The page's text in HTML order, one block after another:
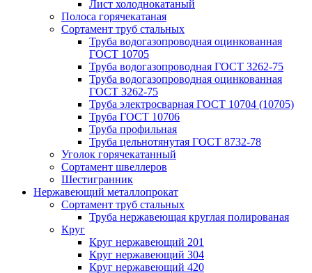
Лист холоднокатаный
Полоса горячекатаная
Сортамент труб стальных
Труба водогазопроводная оцинкованная
ГОСТ 10705
Труба водогазопроводная ГОСТ 3262-75
Труба водогазопроводная оцинкованная
ГОСТ 3262-75
Труба электросварная ГОСТ 10704 (10705)
Труба ГОСТ 10706
Труба профильная
Труба цельнотянутая ГОСТ 8732-78
Уголок горячекатанный
Сортамент швеллеров
Шестигранник
Нержавеющий металлопрокат
Сортамент труб стальных
Труба нержавеющая круглая полированая
Круг
Круг нержавеющий 201
Круг нержавеющий 304
Круг нержавеющий 420